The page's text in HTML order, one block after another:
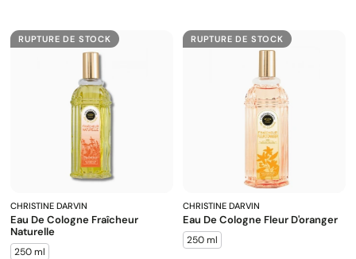
RUPTURE DE STOCK
CHRISTINE DARVIN
Eau De Cologne Fraîcheur
Naturelle
250 ml
RUPTURE DE STOCK
CHRISTINE DARVIN
Eau De Cologne Fleur D'oranger
250 ml